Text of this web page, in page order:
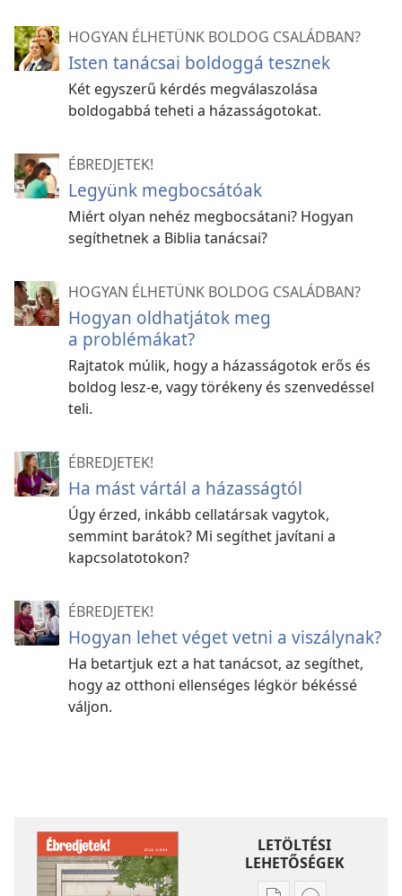
HOGYAN ÉLHETÜNK BOLDOG CSALÁDBAN?
Isten tanácsai boldoggá tesznek
Két egyszerű kérdés megválaszolása
boldogabbá teheti a házasságotokat.
ÉBREDJETEK!
Legyünk megbocsátóak
Miért olyan nehéz megbocsátani? Hogyan
segíthetnek a Biblia tanácsai?
HOGYAN ÉLHETÜNK BOLDOG CSALÁDBAN?
Hogyan oldhatjátok meg
a problémákat?
Rajtatok múlik, hogy a házasságotok erős és
boldog lesz-e, vagy törékeny és szenvedéssel
teli.
ÉBREDJETEK!
Ha mást vártál a házasságtól
Úgy érzed, inkább cellatársak vagytok,
semmint barátok? Mi segíthet javítani a
kapcsolatotokon?
ÉBREDJETEK!
Hogyan lehet véget vetni a viszálynak?
Ha betartjuk ezt a hat tanácsot, az segíthet,
hogy az otthoni ellenséges légkör békéssé
váljon.
LETÖLTÉSI
LEHETŐSÉGEK